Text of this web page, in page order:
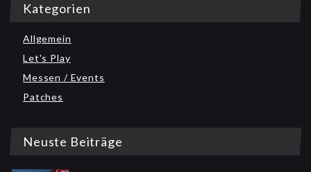
Kategorien
Allgemein
Let's Play
Messen / Events
Patches
Neuste Beiträge